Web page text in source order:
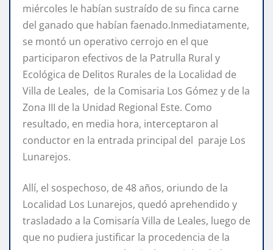
miércoles le habían sustraído de su finca carne
del ganado que habían faenado.Inmediatamente,
se montó un operativo cerrojo en el que
participaron efectivos de la Patrulla Rural y
Ecológica de Delitos Rurales de la Localidad de
Villa de Leales, de la Comisaria Los Gómez y de la
Zona III de la Unidad Regional Este. Como
resultado, en media hora, interceptaron al
conductor en la entrada principal del paraje Los
Lunarejos.
Allí, el sospechoso, de 48 años, oriundo de la
Localidad Los Lunarejos, quedó aprehendido y
trasladado a la Comisaría Villa de Leales, luego de
que no pudiera justificar la procedencia de la